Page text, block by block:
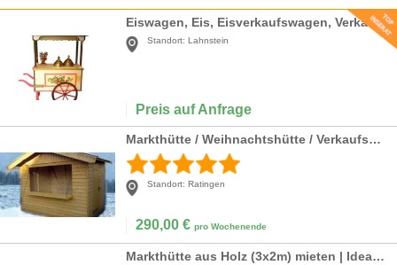
Eiswagen, Eis, Eisverkaufswagen, Verkaufswagen, Eisverkauf, Speiseeis, Eiscreme, Wagen, Event, Messe, Veranstaltung
Standort: Lahnstein
Preis auf Anfrage
Markthütte / Weihnachtshütte / Verkaufsstand
Standort: Ratingen
290,00 € pro Wochenende
Markthütte aus Holz (3x2m) mieten | Ideal für Weihnachtsmärkte & Events